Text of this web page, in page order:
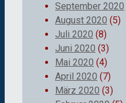
September 2020
August 2020 (5)
Juli 2020 (8)
Juni 2020 (3)
Mai 2020 (4)
April 2020 (7)
März 2020 (3)